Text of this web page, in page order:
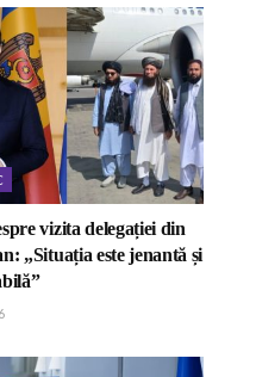
vizita delegației din
„Situația este jenantă și